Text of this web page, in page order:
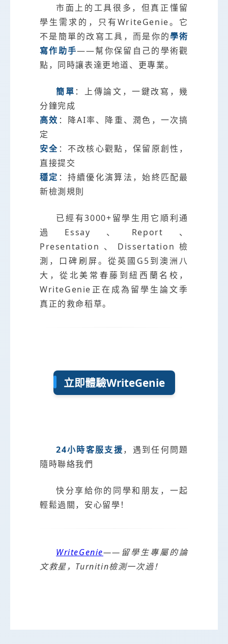
市面上的工具很多，但真正懂留
學生需求的，只有WriteGenie。它
不是簡單的改寫工具，而是你的學術
寫作助手——幫你保留自己的學術觀
點，同時讓表達更地道、更專業。
簡單 ：上傳論文，一鍵改寫，幾
分鐘完成
高效 ：降AI率、降重、潤色，一次搞
定
安全 ：不改核心觀點，保留原創性，
直接提交
穩定 ：持續優化演算法，始終匹配最
新檢測規則
已經有3000+留學生用它順利通
過Essay、Report、
Presentation、Dissertation檢
測，口碑刷屏。從英國G5到澳洲八
大，從北美常春藤到紐西蘭名校，
WriteGenie正在成為留學生論文季
真正的救命稻草。
立即體驗WriteGenie
24小時客服支援，遇到任何問題
隨時聯絡我們
快分享給你的同學和朋友，一起
輕鬆過關，安心留學！
WriteGenie——留學生專屬的論
文救星，Turnitin檢測一次過！